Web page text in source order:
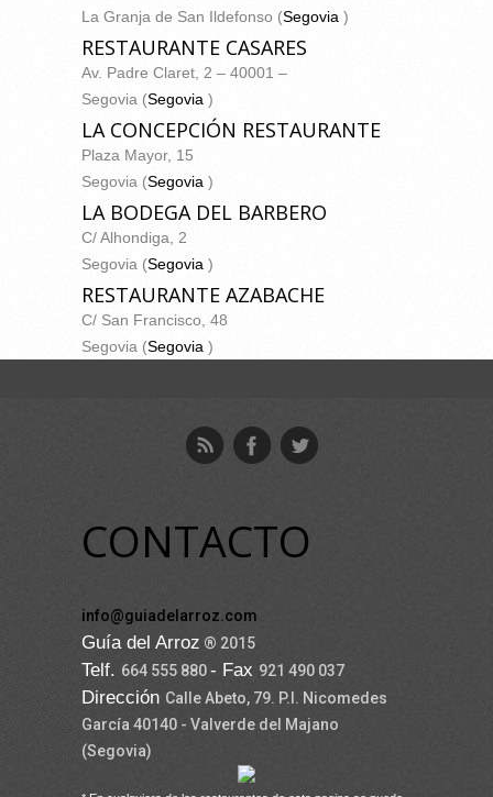
La Granja de San Ildefonso (Segovia )
RESTAURANTE CASARES
Av. Padre Claret, 2 – 40001 –
Segovia (Segovia )
LA CONCEPCIÓN RESTAURANTE
Plaza Mayor, 15
Segovia (Segovia )
LA BODEGA DEL BARBERO
C/ Alhondiga, 2
Segovia (Segovia )
RESTAURANTE AZABACHE
C/ San Francisco, 48
Segovia (Segovia )
CONTACTO
info@guiadelarroz.com
Guía del Arroz ® 2015
Telf. 664 555 880- Fax 921 490 037
Dirección Calle Abeto, 79. P.I. Nicomedes
García 40140 - Valverde del Majano
(Segovia)